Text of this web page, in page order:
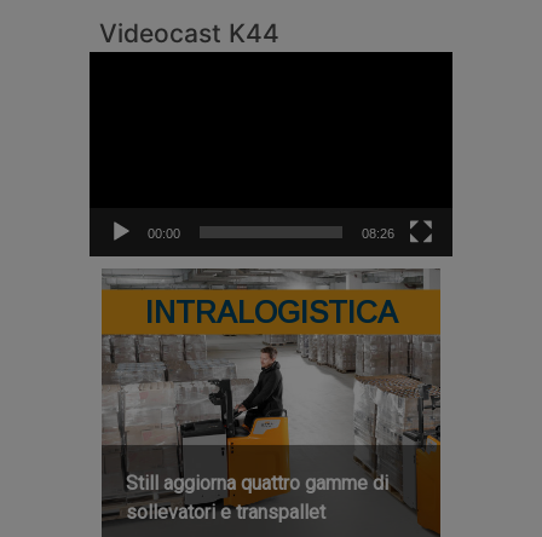
Videocast K44
00:00 08:26
INTRALOGISTICA
Still aggiorna quattro gamme di
sollevatori e transpallet